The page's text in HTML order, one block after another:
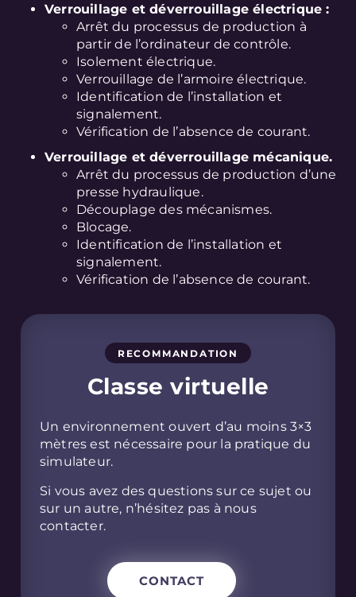
RECOMMANDATION
Classe virtuelle
Un environnement ouvert d’au moins 3×3
mètres est nécessaire pour la pratique du
simulateur.
Si vous avez des questions sur ce sujet ou
sur un autre, n’hésitez pas à nous
contacter.
CONTACT
Verrouillage et déverrouillage électrique :
Arrêt du processus de production à
partir de l’ordinateur de contrôle.
Isolement électrique.
Verrouillage de l’armoire électrique.
Identification de l’installation et
signalement.
Vérification de l’absence de courant.
Verrouillage et déverrouillage mécanique.
Arrêt du processus de production d’une
presse hydraulique.
Découplage des mécanismes.
Blocage.
Identification de l’installation et
signalement.
Vérification de l’absence de courant.